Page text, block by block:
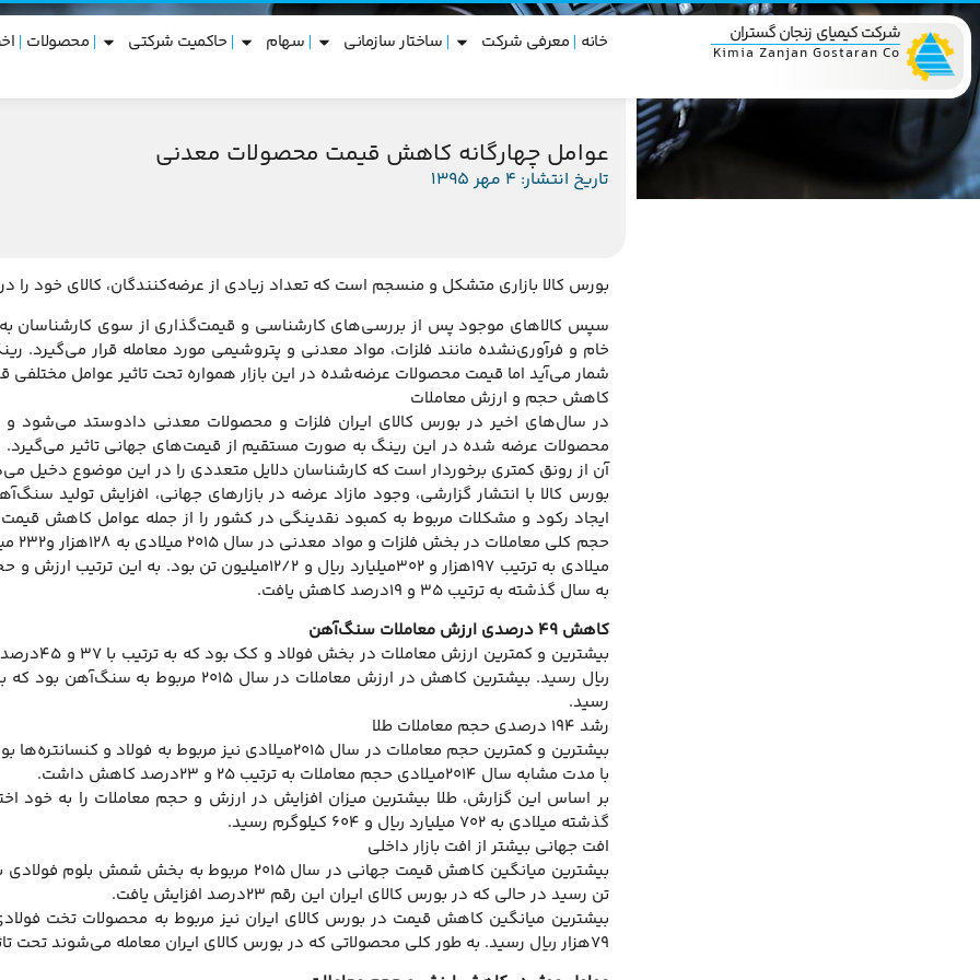
شرکت کیمیای زنجان گستران
Kimia Zanjan Gostaran Co خانه معرفی شرکت ساختار سازمانی سهام حاکمیت شرکتی محصولات
عوامل چهارگانه کاهش قیمت محصولات معدنی
تاریخ انتشار: 4 مهر 1395
بورس کالا بازاری متشکل و منسجم است که تعداد زیادی از عرضه‌کنندگان، کالای خود را در
سپس کالاهای موجود پس از بررسی‌های کارشناسی و قیمت‌گذاری از سوی کارشناسان
خام و فرآوری‌نشده مانند فلزات، مواد معدنی و پتروشیمی مورد معامله قرار می‌گیرد.
شمار می‌آید اما قیمت محصولات عرضه‌شده در این بازار همواره تحت تاثیر عوامل مختلفی
کاهش حجم و ارزش معاملات
در سال‌های اخیر در بورس کالای ایران فلزات و محصولات معدنی دادوستد می‌شود و
آن از رونق کمتری برخوردار است که کارشناسان دلایل متعددی را در این موضوع دخیل
بورس کالا با انتشار گزارشی، وجود مازاد عرضه در بازارهای جهانی، افزایش تولید
ایجاد رکود و مشکلات مربوط به کمبود نقدینگی در کشور را از جمله عوامل کاهش
به سال گذشته به ترتیب ۳۵ و ۱۹درصد کاهش یافت.
کاهش ۴۹ درصدی ارزش معاملات سنگ‌آهن
رسید.
رشد ۱۹۴ درصدی حجم معاملات طلا
با مدت مشابه سال ۲۰۱۴میلادی حجم معاملات به ترتیب ۲۵ و ۲۳درصد کاهش داشت.
گذشته میلادی به ۷۰۲ میلیارد ریال و ۶۰۴ کیلوگرم رسید.
افت جهانی بیشتر از افت بازار داخلی
تن رسید در حالی که در بورس کالای ایران این رقم ۲۳درصد افزایش یافت.
۷۹هزار ریال رسید. به طور کلی محصولاتی که در بورس کالای ایران معامله می‌شوند تحت تاثیر قیمت‌های جهانی قرار می‌گیرند.